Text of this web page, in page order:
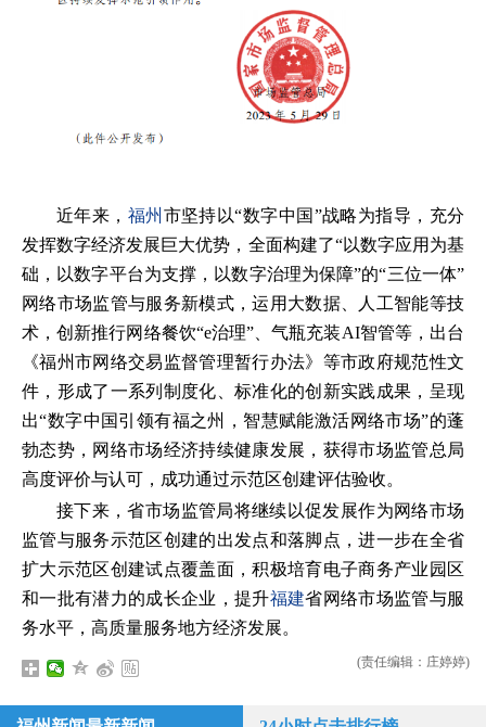
近年来， 福州 市坚持以“数字中国”战略为指导，充分
发挥数字经济发展巨大优势，全面构建了“以数字应用为基
础，以数字平台为支撑，以数字治理为保障”的“三位一体”
网络市场监管与服务新模式，运用大数据、人工智能等技
术，创新推行网络餐饮“e治理”、气瓶充装AI智管等，出台
《福州市网络交易监督管理暂行办法》等市政府规范性文
件，形成了一系列制度化、标准化的创新实践成果，呈现
出“数字中国引领有福之州，智慧赋能激活网络市场”的蓬
勃态势，网络市场经济持续健康发展，获得市场监管总局
高度评价与认可，成功通过示范区创建评估验收。
接下来，省市场监管局将继续以促发展作为网络市场
监管与服务示范区创建的出发点和落脚点，进一步在全省
扩大示范区创建试点覆盖面，积极培育电子商务产业园区
和一批有潜力的成长企业，提升福建省网络市场监管与服
务水平，高质量服务地方经济发展。
(责任编辑：庄婷婷)